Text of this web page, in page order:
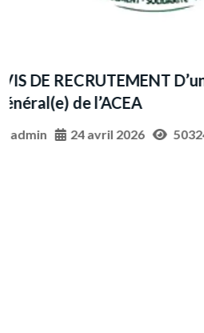
Annonce
Annonce-dapprovisionnement-
par-Chalco-Guinea-Company-